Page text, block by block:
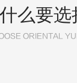
么要选
ORIENTAL